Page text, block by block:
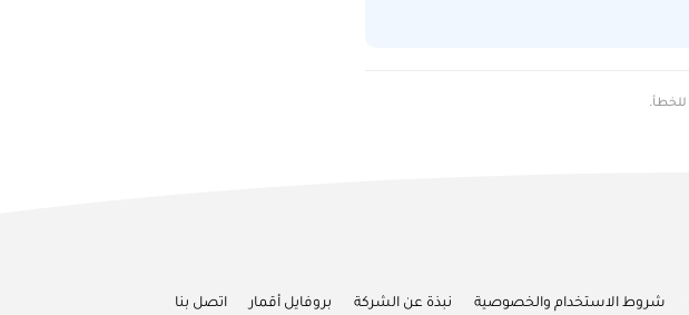
للخطأ.
شروط الاستخدام والخصوصية نبذة عن الشركة بروفايل أقمار اتصل بنا